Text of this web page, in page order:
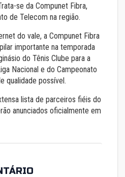
se da Compunet Fibra,
de Telecom na região.
do vale, a Compunet Fibra
importante na temporada
do Tênis Clube para a
Nacional e do Campeonato
qualidade possível.
lista de parceiros fiéis do
anunciados oficialmente em